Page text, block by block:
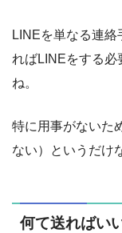
LINEを単なる連
ればLINEをする必
ね。
特に用事がないた
ない）というだけ
何て送ればい